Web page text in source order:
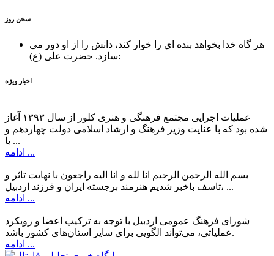
سخن روز
هر گاه خدا بخواهد بنده اي را خوار كند، دانش را از او دور می
سازد.حضرت علی (ع):
اخبار ویژه
عملیات اجرایی مجتمع فرهنگی و هنری کلور از سال ۱۳۹۳ آغاز
شده بود که با عنایت وزیر فرهنگ و ارشاد اسلامی دولت چهاردهم و
با ...
ادامه ...
بسم الله الرحمن الرحیم انا لله و انا الیه راجعون با نهایت تاثر و
تاسف باخبر شدیم هنرمند برجسته ایران و فرزند اردبیل، ...
ادامه ...
شورای فرهنگ عمومی اردبیل با توجه به ترکیب اعضا و رویکرد
عملیاتی، می‌تواند الگویی برای سایر استان‌های کشور باشد.
ادامه ...